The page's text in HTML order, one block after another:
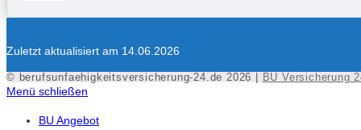
Zuletzt aktualisiert am 14.06.2026
© berufsunfaehigkeitsversicherung-24.de 2026 | BU Versicherung
Menü schließen
BU Angebot